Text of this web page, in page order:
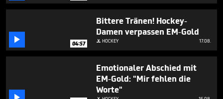
 04:57
Bittere Tränen! Hockey-
Damen verpassen EM-Gold
HOCKEY 17.08.
Emotionaler Abschied mit
EM-Gold: "Mir fehlen die
Worte"